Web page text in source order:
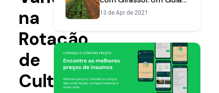
na
Rotação
de
Culturas
Estratégico para a
Safrinha
13 de Apr de 2021